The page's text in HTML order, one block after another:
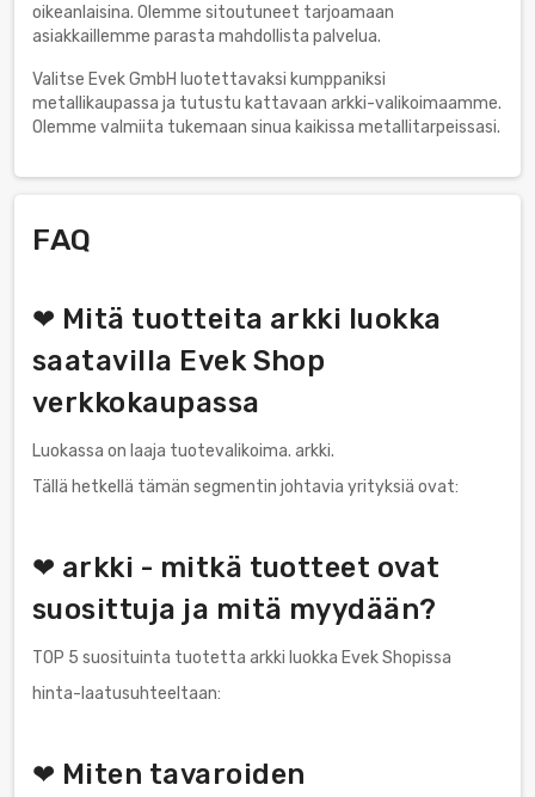
oikeanlaisina. Olemme sitoutuneet tarjoamaan
asiakkaillemme parasta mahdollista palvelua.
Valitse Evek GmbH luotettavaksi kumppaniksi
metallikaupassa ja tutustu kattavaan arkki-valikoimaamme.
Olemme valmiita tukemaan sinua kaikissa metallitarpeissasi.
FAQ
❤ Mitä tuotteita arkki luokka
saatavilla Evek Shop
verkkokaupassa
Luokassa on laaja tuotevalikoima. arkki.
Tällä hetkellä tämän segmentin johtavia yrityksiä ovat:
❤ arkki - mitkä tuotteet ovat
suosittuja ja mitä myydään?
TOP 5 suosituinta tuotetta arkki luokka Evek Shopissa
hinta-laatusuhteeltaan:
❤ Miten tavaroiden